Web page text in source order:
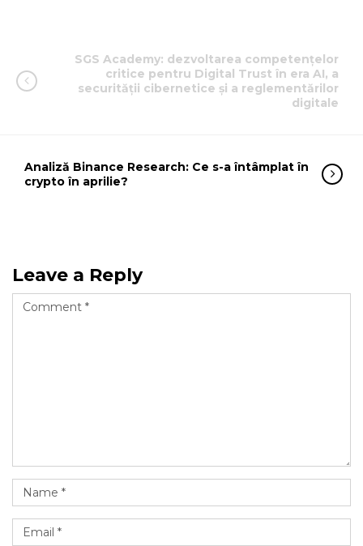
SGS Academy: dezvoltarea competențelor
critice pentru Digital Trust în era AI, a
securității cibernetice și a reglementărilor
digitale
Analiză Binance Research: Ce s-a întâmplat în
crypto în aprilie?
Leave a Reply